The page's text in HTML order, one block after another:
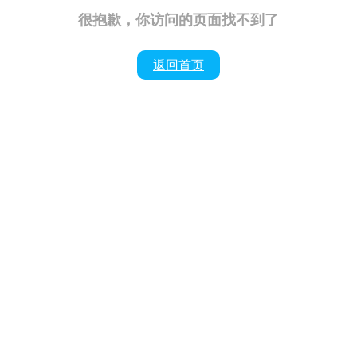
很抱歉，你访问的页面找不到了
返回首页